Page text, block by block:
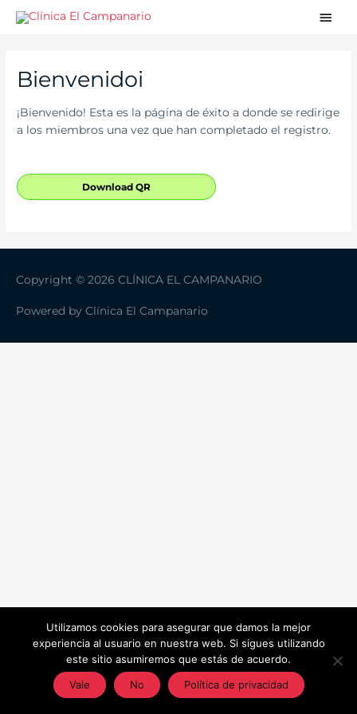
Bienvenidoi
¡Bienvenido! Esta es la página de éxito a donde se redirige
a los miembros una vez que han completado el registro.
Download QR
Copyright © 2026 CLÍNICA EL CAMPANARIO
Powered by Clínica El Campanario
Utilizamos cookies para asegurar que damos la mejor
experiencia al usuario en nuestra web. Si sigues utilizando
este sitio asumiremos que estás de acuerdo.
Vale
No Política de privacidad